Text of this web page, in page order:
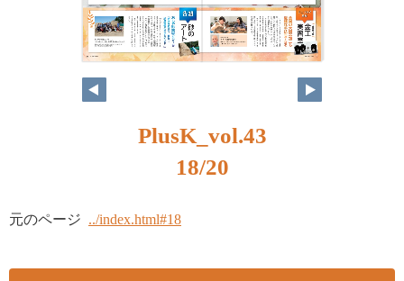
PlusK_vol.43
18/20
元のページ ../index.html#18